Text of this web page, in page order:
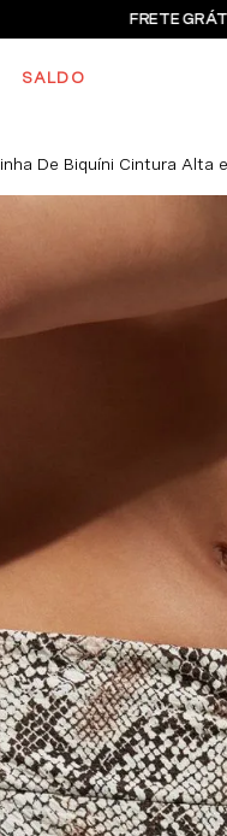
FRETE
SALDO
De Biquíni Cintura Alta